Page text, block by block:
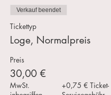
Verkauf beendet
Tickettyp
Loge, Normalpreis
Preis
30,00 €
MwSt.
+0,75 € Ticket-